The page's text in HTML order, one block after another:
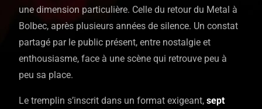
une dimension particulière. Celle du retour du Metal à
Bolbec, après plusieurs années de silence. Un constat
partagé par le public présent, entre nostalgie et
enthousiasme, face à une scène qui retrouve peu à
peu sa place.
Le tremplin s’inscrit dans un format exigeant,sept